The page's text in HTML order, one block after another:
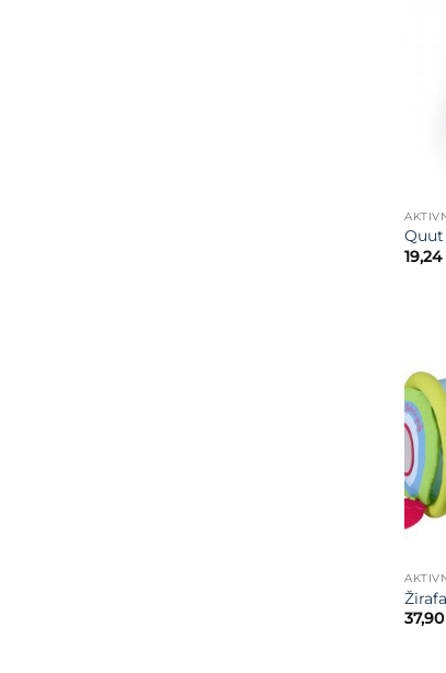
Quut
19,24